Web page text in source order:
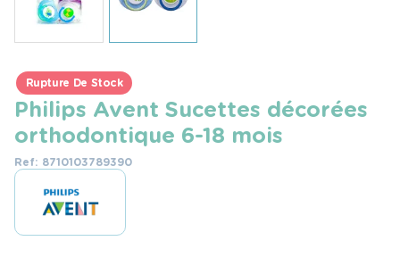
Rupture De Stock
Philips Avent Sucettes décorées
orthodontique 6-18 mois
Ref: 8710103789390